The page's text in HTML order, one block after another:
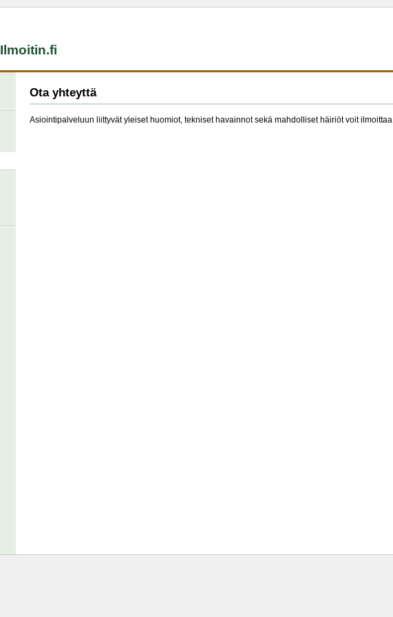
Ilmoitin.fi
Ota yhteyttä
Asiointipalveluun liittyvät yleiset huomiot, tekniset havainnot sekä mahdolliset häiriöt voit ilmoittaa